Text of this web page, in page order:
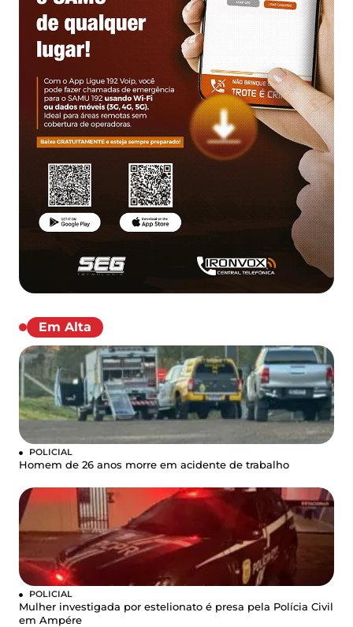
Em Alta
POLICIAL
Homem de 26 anos morre em acidente de trabalho
POLICIAL
Mulher investigada por estelionato é presa pela Polícia Civil
em Ampére